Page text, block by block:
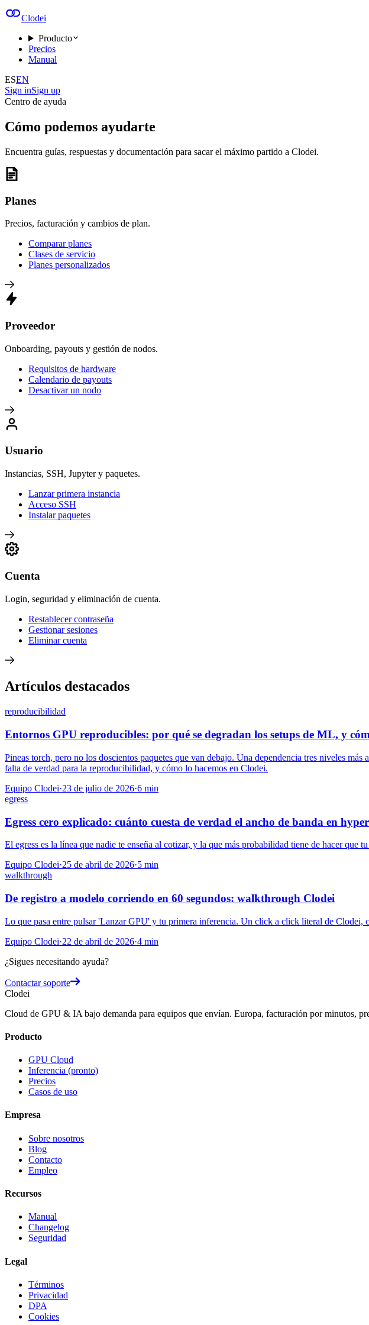
Clodei
Producto
Precios
Manual
ESEN
Sign inSign up
Centro de ayuda
Cómo podemos ayudarte
Encuentra guías, respuestas y documentación para sacar el máximo partido a Clodei.
Planes
Precios, facturación y cambios de plan.
Comparar planes
Clases de servicio
Planes personalizados
Proveedor
Onboarding, payouts y gestión de nodos.
Requisitos de hardware
Calendario de payouts
Desactivar un nodo
Usuario
Instancias, SSH, Jupyter y paquetes.
Lanzar primera instancia
Acceso SSH
Instalar paquetes
Cuenta
Login, seguridad y eliminación de cuenta.
Restablecer contraseña
Gestionar sesiones
Eliminar cuenta
Artículos destacados
reproducibilidad
Entornos GPU reproducibles: por qué se degradan los setups de ML, y
Pineas torch, pero no los doscientos paquetes que van debajo. Una dependencia tres niveles
falta de verdad para la reproducibilidad, y cómo lo hacemos en Clodei.
Equipo Clodei·23 de julio de 2026·6 min
egress
Egress cero explicado: cuánto cuesta de verdad el ancho de banda en
El egress es la línea que nadie te enseña al cotizar, y la que más probabilidad tiene de hacer
Equipo Clodei·25 de abril de 2026·5 min
walkthrough
De registro a modelo corriendo en 60 segundos: walkthrough Clodei
Lo que pasa entre pulsar 'Lanzar GPU' y tu primera inferencia. Un click a click literal de Clodei,
Equipo Clodei·22 de abril de 2026·4 min
¿Sigues necesitando ayuda?
Contactar soporte
Clodei
Cloud de GPU & IA bajo demanda para equipos que envían. Europa, facturación por minutos,
Producto
GPU Cloud
Inferencia (pronto)
Precios
Casos de uso
Empresa
Sobre nosotros
Blog
Contacto
Empleo
Recursos
Manual
Changelog
Seguridad
Legal
Términos
Privacidad
DPA
Cookies